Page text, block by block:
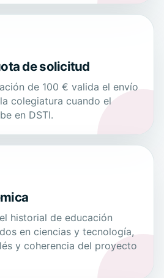
de solicitud
de 100 € valida el envío
colegiatura cuando el
en DSTI.
historial de educación
en ciencias y tecnología,
y coherencia del proyecto